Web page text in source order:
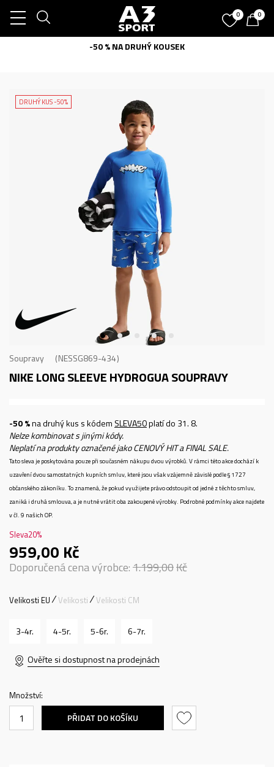
0 0
-50 % NA DRUHÝ KOUSEK
DRUHÝ KUS -50%
Soupravy NESSG869-434
NIKE LONG SLEEVE HYDROGUASOUPRAVY
-50 %na druhý kus s kódem SLEVA50platí do 31. 8.
Nelze kombinovat s jinými kódy.
Neplatí na produkty označené jako CENOVÝ HIT a FINAL SALE.
Tato sleva je poskytována pouze při současném nákupu dvou výrobků. V rámci této akce dochází k
uzavření dvou samostatných kupních smluv, které jsou však vzájemně závislé podle § 1727
občanského zákoníku. To znamená, že pokud využijete právo odstoupit od jedné z těchto smluv,
zaniká i druhá smlouva, a je nutné vrátit oba zakoupené výrobky. Podrobné podmínky akce najdete
v čl. 9 našich OP.
Sleva20%
959,00 Kč
Doporučená cena výrobce:1.199,00Kč
Velikosti EU Velikosti Velikosti CM
3-4r. 4-5r. 5-6r. 6-7r.
Ověřte si dostupnost na prodejnách
Množství:
PŘIDAT DO KOŠÍKU